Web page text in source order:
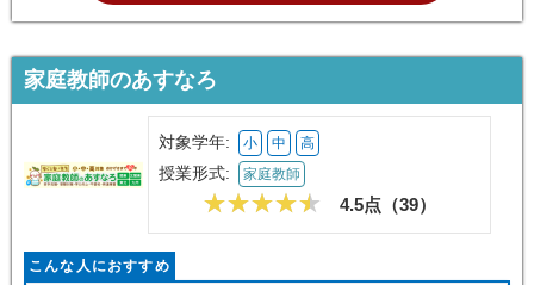
家庭教師のあすなろ
対象学年: 小 中 高
授業形式: 家庭教師
4.5点（39）
こんな人におすすめ